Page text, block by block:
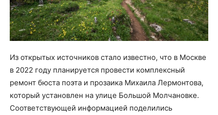
Из открытых источников стало известно, что в Москве
в 2022 году планируется провести комплексный
ремонт бюста поэта и прозаика Михаила Лермонтова,
который установлен на улице Большой Молчановке.
Соответствующей информацией поделились